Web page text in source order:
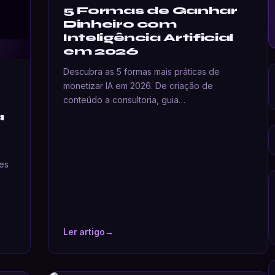
5 Formas de Ganhar
Dinheiro com
Inteligência Artificial
em 2026
Descubra as 5 formas mais práticas de
monetizar IA em 2026. De criação de
conteúdo a consultoria, guia…
Ler artigo→